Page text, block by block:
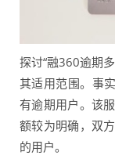
探讨“融360逾期
其适用范围。事
有逾期用户。该
额较为明确，双
的用户。